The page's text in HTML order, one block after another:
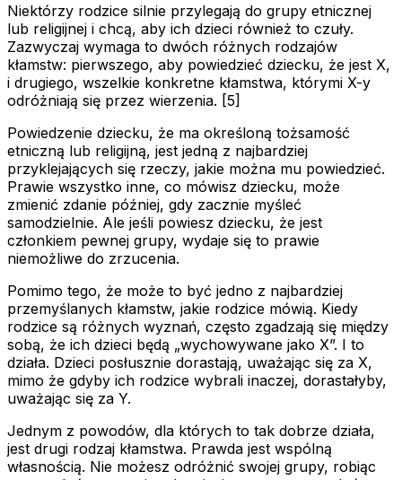
Niektórzy rodzice silnie przylegają do grupy etnicznej
lub religijnej i chcą, aby ich dzieci również to czuły.
Zazwyczaj wymaga to dwóch różnych rodzajów
kłamstw: pierwszego, aby powiedzieć dziecku, że jest X,
i drugiego, wszelkie konkretne kłamstwa, którymi X-y
odróżniają się przez wierzenia. [5]
Powiedzenie dziecku, że ma określoną tożsamość
etniczną lub religijną, jest jedną z najbardziej
przyklejających się rzeczy, jakie można mu powiedzieć.
Prawie wszystko inne, co mówisz dziecku, może
zmienić zdanie później, gdy zacznie myśleć
samodzielnie. Ale jeśli powiesz dziecku, że jest
członkiem pewnej grupy, wydaje się to prawie
niemożliwe do zrzucenia.
Pomimo tego, że może to być jedno z najbardziej
przemyślanych kłamstw, jakie rodzice mówią. Kiedy
rodzice są różnych wyznań, często zgadzają się między
sobą, że ich dzieci będą „wychowywane jako X”. I to
działa. Dzieci posłusznie dorastają, uważając się za X,
mimo że gdyby ich rodzice wybrali inaczej, dorastałyby,
uważając się za Y.
Jednym z powodów, dla których to tak dobrze działa,
jest drugi rodzaj kłamstwa. Prawda jest wspólną
własnością. Nie możesz odróżnić swojej grupy, robiąc